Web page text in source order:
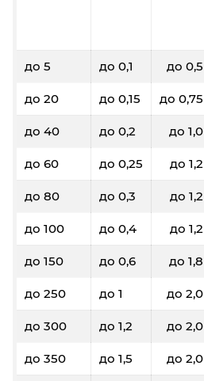
до 5 до 0,1 до 0,5
до 20 до 0,15 до 0,75
до 40 до 0,2 до 1,0
до 60 до 0,25 до 1,2
до 80 до 0,3 до 1,2
до 100 до 0,4 до 1,2
до 150 до 0,6 до 1,8
до 250 до 1 до 2,0
до 300 до 1,2 до 2,0
до 350 до 1,5 до 2,0